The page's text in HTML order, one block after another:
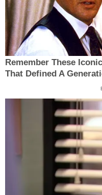
Remember These
That Defined A